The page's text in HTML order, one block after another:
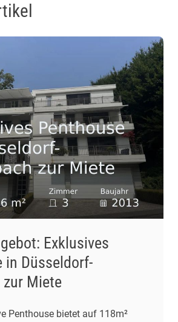
Exklusives
in Düsseldorf-
zur Miete
Penthouse bietet auf 118m²